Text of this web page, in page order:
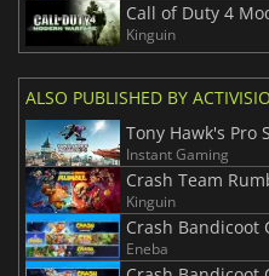
Call of Duty 4
Kinguin
ALSO PUBLISHED BY
Tony Hawk's Pro
Instant Gaming
Crash Team
Kinguin
Crash Bandicoot
Eneba